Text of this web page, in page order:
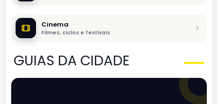
Cinema
Filmes, ciclos e festivais
GUIAS DA CIDADE